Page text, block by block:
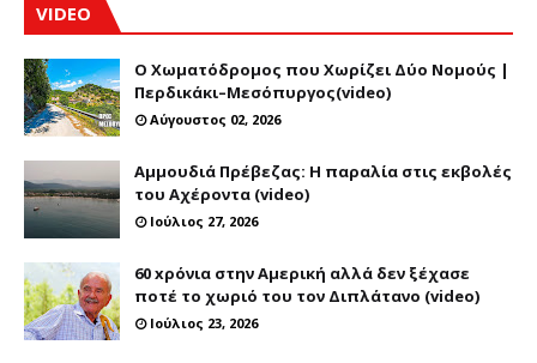
VIDEO
Ο Χωματόδρομος που Χωρίζει Δύο Νομούς |
Περδικάκι–Μεσόπυργος(video)
Αύγουστος 02, 2026
Αμμουδιά Πρέβεζας: Η παραλία στις εκβολές
του Αχέροντα (video)
Ιούλιος 27, 2026
60 xρόνια στην Αμερική αλλά δεν ξέχασε
ποτέ το χωριό του τον Διπλάτανο (video)
Ιούλιος 23, 2026